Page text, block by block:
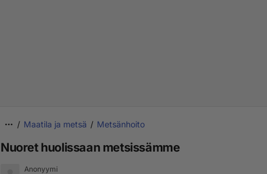
Maatila ja metsä Metsänhoito
Nuoret huolissaan metsissämme
Anonyymi